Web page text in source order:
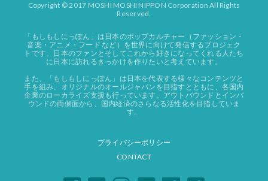
Copyright © 2017 MOSHI MOSHI NIPPON Corporation All Rights
Reserved.
「もしもしにっぽん」は日本のポップカルチャー（ファッション・
音楽・アニメ・フード など）を世界に向けて発信するプロジェク
トです。日本のファンとそしてこれから好きになってくれる人たち
に日本に訪れるきっかけを作りたいと考えています。
また、「もしもしにっぽん」は日本を代表する様々なコンテンツと
手を組み、オリジナルのオールジャパンを目指すとともに、各国内
企業のローカライズ支援も行っています。アウトバウンドとインバ
ウンドの両側面から、国内経済のさらなる活性化を目指していま
す。
プライバシーポリシー
CONTACT